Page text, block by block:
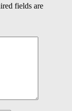
fields are